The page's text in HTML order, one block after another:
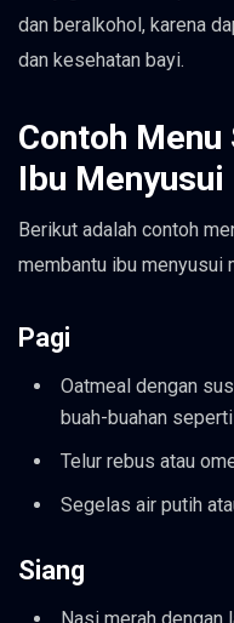
dan beralkohol, karena
dan kesehatan bayi.
Contoh
Ibu Menyusui
Berikut adalah contoh
membantu ibu menyusui
Pagi
Oatmeal dengan
buah-buahan
Telur rebus atau
Segelas air putih
Siang